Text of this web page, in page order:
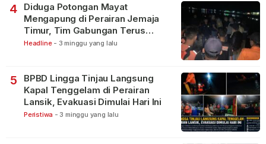
4
Diduga Potongan Mayat
Mengapung di Perairan Jemaja
Timur, Tim Gabungan Terus
Lakukan Pencarian
Headline - 3 minggu yang lalu
5
BPBD Lingga Tinjau Langsung
Kapal Tenggelam di Perairan
Lansik, Evakuasi Dimulai Hari Ini
Peristiwa - 3 minggu yang lalu